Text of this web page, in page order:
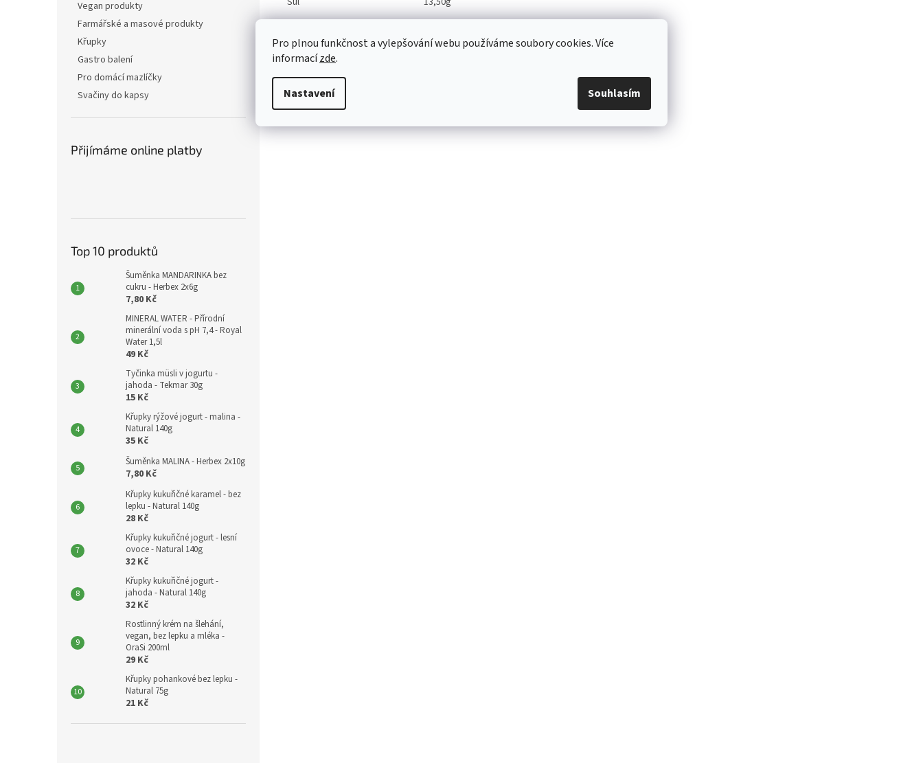
Pro plnou funkčnost a vylepšování webu používáme soubory cookies. Více
informacízde.
Nastavení Souhlasím
Vegan produkty
Farmářské a masové produkty
Křupky
Gastro balení
Pro domácí mazlíčky
Svačiny do kapsy
Přijímáme online platby
Top 10 produktů
Šuměnka MANDARINKA bez
cukru - Herbex 2x6g
7,80 Kč
MINERAL WATER - Přírodní
minerální voda s pH 7,4 - Royal
Water 1,5l
49 Kč
Tyčinka müsli v jogurtu -
jahoda - Tekmar 30g
15 Kč
Křupky rýžové jogurt - malina -
Natural 140g
35 Kč
Šuměnka MALINA - Herbex 2x10g
7,80 Kč
Křupky kukuřičné karamel - bez
lepku - Natural 140g
28 Kč
Křupky kukuřičné jogurt - lesní
ovoce - Natural 140g
32 Kč
Křupky kukuřičné jogurt -
jahoda - Natural 140g
32 Kč
Rostlinný krém na šlehání,
vegan, bez lepku a mléka -
OraSi 200ml
29 Kč
Křupky pohankové bez lepku -
Natural 75g
21 Kč